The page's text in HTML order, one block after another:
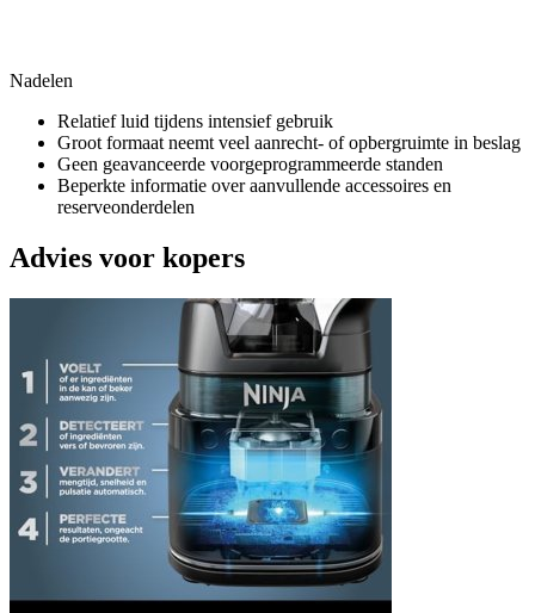
Nadelen
Relatief luid tijdens intensief gebruik
Groot formaat neemt veel aanrecht- of opbergruimte in beslag
Geen geavanceerde voorgeprogrammeerde standen
Beperkte informatie over aanvullende accessoires en
reserveonderdelen
Advies voor kopers